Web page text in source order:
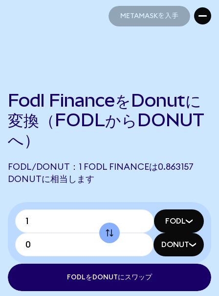
METAMASKを入手
Fodl FinanceをDonutに
変換（FODLからDONUT
へ）
FODL/DONUT：1 FODL FINANCEは0.863157
DONUTに相当します
FODL
DONUT
FODLをDONUTにスワップ